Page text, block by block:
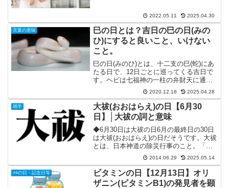
に関するトークイベント等が行われるそ
日が前後するこ...
2022.05.11 2025.04.30
言葉の意味
巳の日とは？吉日の巳の日(みの
ひ)にすると良いこと、いけない
こと。
巳の日(みのひ)とは、十二支の巳(蛇)にあ
たる日で、12日ごとに巡ってくる吉日で
す。ヘビは七福神の一柱の弁財天に通ず
ると言われ、特に白蛇は弁財天の使いと
いうことで、金運・財運がアップするご
利益があると言われています。特に、巳
の日の中でも60...
2020.12.18 2025.04.28
雑学
大祓(おおはらえ)の日【6月30
日】│大祓の詞と意味
◆6月30日は大祓の日6月の最終日の30日
は大祓(おおはらえ)の日だそうです。大祓
とは、日本神道の除災行事のこと。「悪
いことが起きませんように」と神様に祈
りをささげるワケですね。日本では6月30
日と12月31日、年二回行われます。6月
30日...
2014.06.29 2025.05.14
○○の日・記念日等
ビタミンの日【12月13日】オリ
ザニン(ビタミンB1)の発見者を顕